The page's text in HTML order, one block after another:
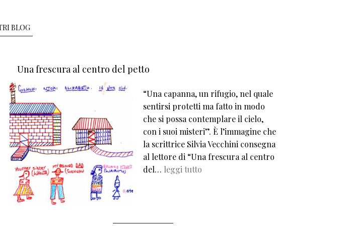
BLOG
Una frescura al centro del petto
“Una capanna, un rifugio, nel quale
sentirsi protetti ma fatto in modo
che si possa contemplare il cielo,
con i suoi misteri”. È l’immagine che
la scrittrice Silvia Vecchini consegna
al lettore di “Una frescura al centro
del… leggi tutto